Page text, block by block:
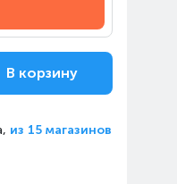
В корзину
из 15 магазинов